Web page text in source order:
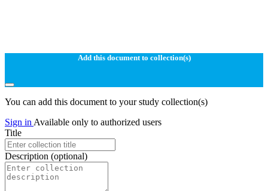
Add this document to collection(s)
You can add this document to your study collection(s)
Sign in Available only to authorized users
Title
Description (optional)